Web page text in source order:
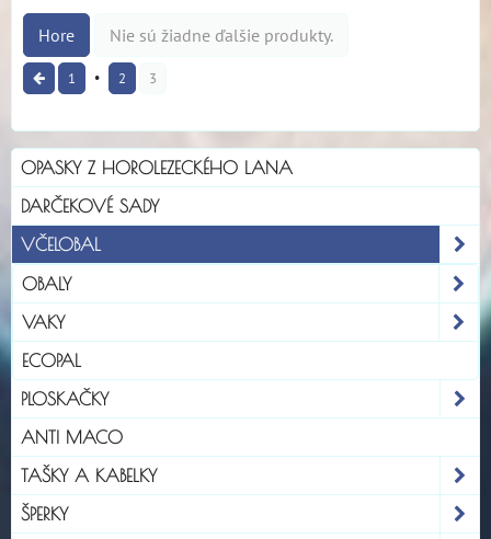
Hore Nie sú žiadne ďalšie produkty.
1 2 3
OPASKY Z HOROLEZECKÉHO LANA
DARČEKOVÉ SADY
VČELOBAL
OBALY
VAKY
ECOPAL
PLOSKAČKY
ANTI MACO
TAŠKY A KABELKY
ŠPERKY